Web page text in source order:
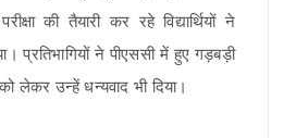
की तैयारी कर रहे विद्यार्थियों ने
प्रतिभागियों ने पीएससी में हुए गड़बड़ी
लेकर उन्हें धन्यवाद भी दिया।